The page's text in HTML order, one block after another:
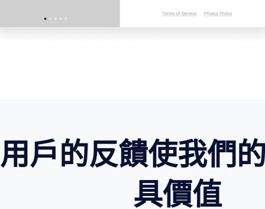
用戶的反饋使我們
具價值